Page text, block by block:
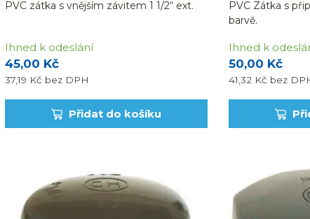
PVC zátka s vnějším závitem 1 1/2“ ext.
45,00 Kč
37,19 Kč bez DPH
Ihned k odeslání
Přidat do košíku
PVC Zátka s
barvě.
50,00 Kč
41,32 Kč bez
Ihned k